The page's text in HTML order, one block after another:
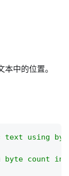
中的位置。
using
count